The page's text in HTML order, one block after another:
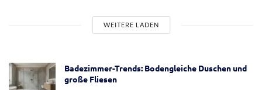
WEITERE LADEN
Badezimmer-Trends: Bodengleiche Duschen und
große Fliesen